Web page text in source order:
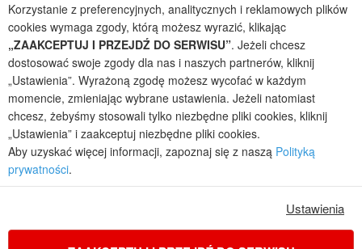
2026 © ARCHON+ Biuro Projektów - Tradycyjne i nowoczesne gotowe
projekty domów - autorska pracownia architektoniczna założona w 1990r.
przez arch. Barbarę Mendel
Z uwagi na ciągłe doskonalenie procesu powstawania projektów (zgodnie z
normą ISO 9001), prezentowane na stronie projekty domów mogą
nieznacznie różnić się od dokumentacji technicznej.
Informujemy, iż w celu optymalizacji treści dostępnych w naszym sklepie,
dostosowania ich do Państwa indywidualnych potrzeb korzystamy z
informacji zapisanych za pomocą plików cookies na urządzeniach
końcowych użytkowników. Pliki cookies użytkownik może kontrolować za
pomocą ustawień swojej przeglądarki internetowej. Dalsze korzystanie z
naszego serwisu internetowego, bez zmiany ustawień przeglądarki
internetowej oznacza, iż użytkownik akceptuje stosowanie plików cookies.
Regulamin sklepu internetowego
Korzystanie z preferencyjnych, analitycznych i reklamowych plików
cookies wymaga zgody, którą możesz wyrazić, klikając
„ZAAKCEPTUJ I PRZEJDŹ DO SERWISU”. Jeżeli chcesz
dostosować swoje zgody dla nas i naszych partnerów, kliknij
„Ustawienia”. Wyrażoną zgodę możesz wycofać w każdym
momencie, zmieniając wybrane ustawienia. Jeżeli natomiast
chcesz, żebyśmy stosowali tylko niezbędne pliki cookies, kliknij
„Ustawienia” i zaakceptuj niezbędne pliki cookies.
Aby uzyskać więcej informacji, zapoznaj się z naszą Polityką
prywatności.
Ustawienia